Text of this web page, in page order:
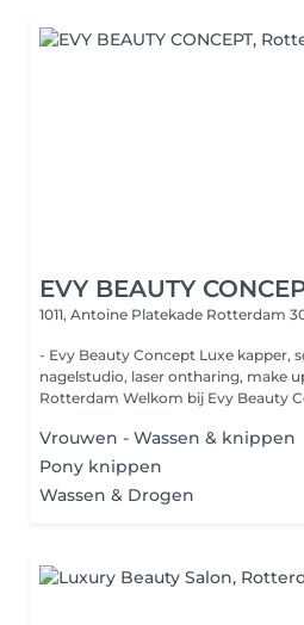
EVY BEAUTY
1011, Antoine Platekade Rotterdam
- Evy Beauty Concept Luxe kapper, schoonheidssalon,
nagelstudio, laser ontharing, make
Rotterdam Welkom bij Evy
Vrouwen - Wassen & knippen
Pony knippen
Wassen & Drogen